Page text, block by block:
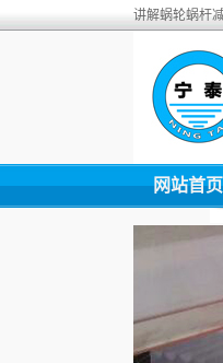
讲解蜗轮蜗杆
网站首页